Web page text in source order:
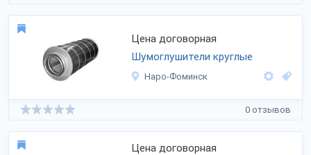
Цена договорная
Шумоглушители круглые
Наро-Фоминск
0 отзывов
Цена договорная